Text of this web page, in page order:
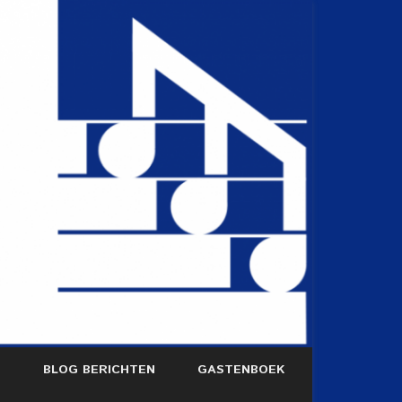
BLOG BERICHTEN GASTENBOEK